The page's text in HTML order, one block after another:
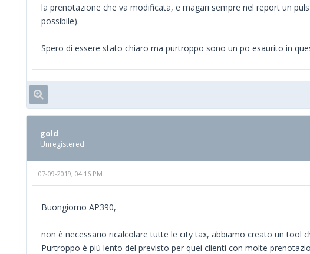
la prenotazione che va modificata, e magari sempre nel report un
possibile).
Spero di essere stato chiaro ma purtroppo sono un po esaurito in
gold
Unregistered
07-09-2019, 04:16 PM
Buongiorno AP390,
non è necessario ricalcolare tutte le city tax, abbiamo creato un tool
Purtroppo è più lento del previsto per quei clienti con molte